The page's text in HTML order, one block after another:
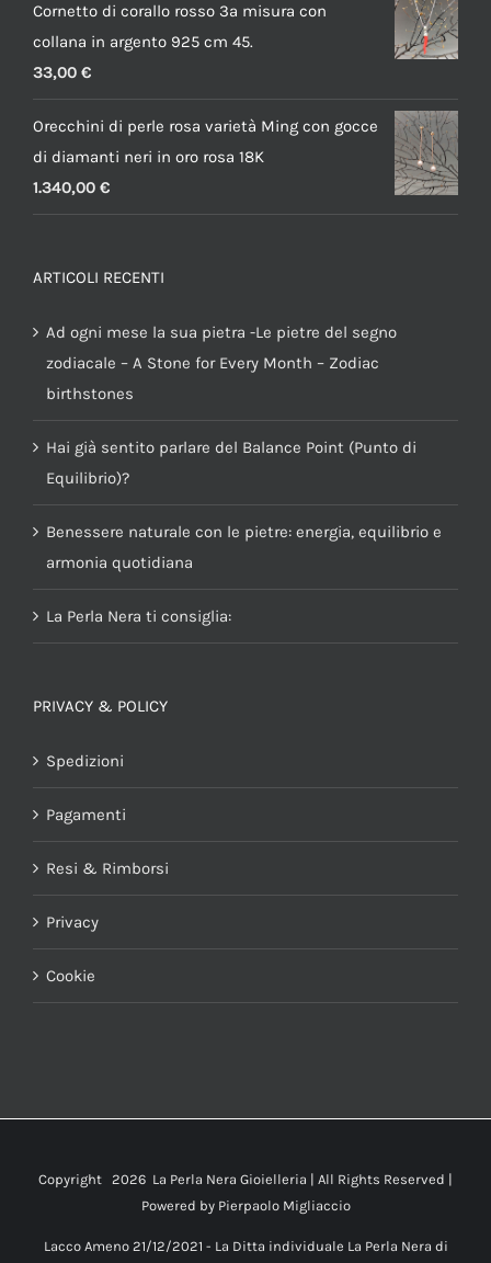
Cornetto di corallo rosso 3a misura con
collana in argento 925 cm 45.
33,00 €
Orecchini di perle rosa varietà Ming con gocce
di diamanti neri in oro rosa 18K
1.340,00 €
ARTICOLI RECENTI
Ad ogni mese la sua pietra -Le pietre del segno
zodiacale – A Stone for Every Month – Zodiac
birthstones
Hai già sentito parlare del Balance Point (Punto di
Equilibrio)?
Benessere naturale con le pietre: energia, equilibrio e
armonia quotidiana
La Perla Nera ti consiglia:
PRIVACY & POLICY
Spedizioni
Pagamenti
Resi & Rimborsi
Privacy
Cookie
Copyright 2026 La Perla Nera Gioielleria | All Rights Reserved |
Powered by Pierpaolo Migliaccio
Lacco Ameno 21/12/2021 - La Ditta individuale La Perla Nera di